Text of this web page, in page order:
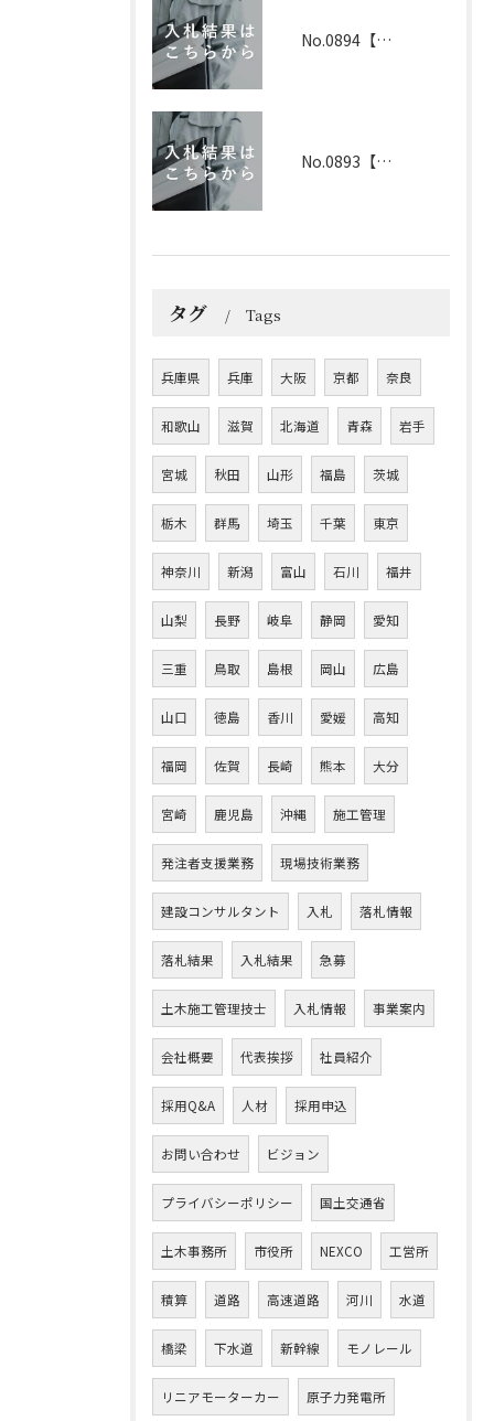
No.0894【兵庫】2026年3月19日 入札結果
No.0893【兵庫】2026年3月25日 入札結果
タグ Tags
兵庫県 兵庫 大阪 京都 奈良
和歌山 滋賀 北海道 青森 岩手
宮城 秋田 山形 福島 茨城
栃木 群馬 埼玉 千葉 東京
神奈川 新潟 富山 石川 福井
山梨 長野 岐阜 静岡 愛知
三重 鳥取 島根 岡山 広島
山口 徳島 香川 愛媛 高知
福岡 佐賀 長崎 熊本 大分
宮崎 鹿児島 沖縄 施工管理
発注者支援業務 現場技術業務
建設コンサルタント 入札 落札情報
落札結果 入札結果 急募
土木施工管理技士 入札情報 事業案内
会社概要 代表挨拶 社員紹介
採用Q&A 人材 採用申込
お問い合わせ ビジョン
プライバシーポリシー 国土交通省
土木事務所 市役所 NEXCO 工営所
積算 道路 高速道路 河川 水道
橋梁 下水道 新幹線 モノレール
リニアモーターカー 原子力発電所